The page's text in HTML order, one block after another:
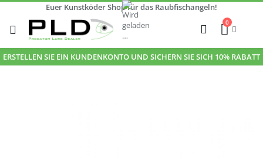
Euer Kunstköder Shop für das Raubfischangeln!
Zum
Inhalt
springen
Cart
0
Suche
ERSTELLEN SIE EIN KUNDENKONTO UND SICHERN SIE SICH 10% RABATT